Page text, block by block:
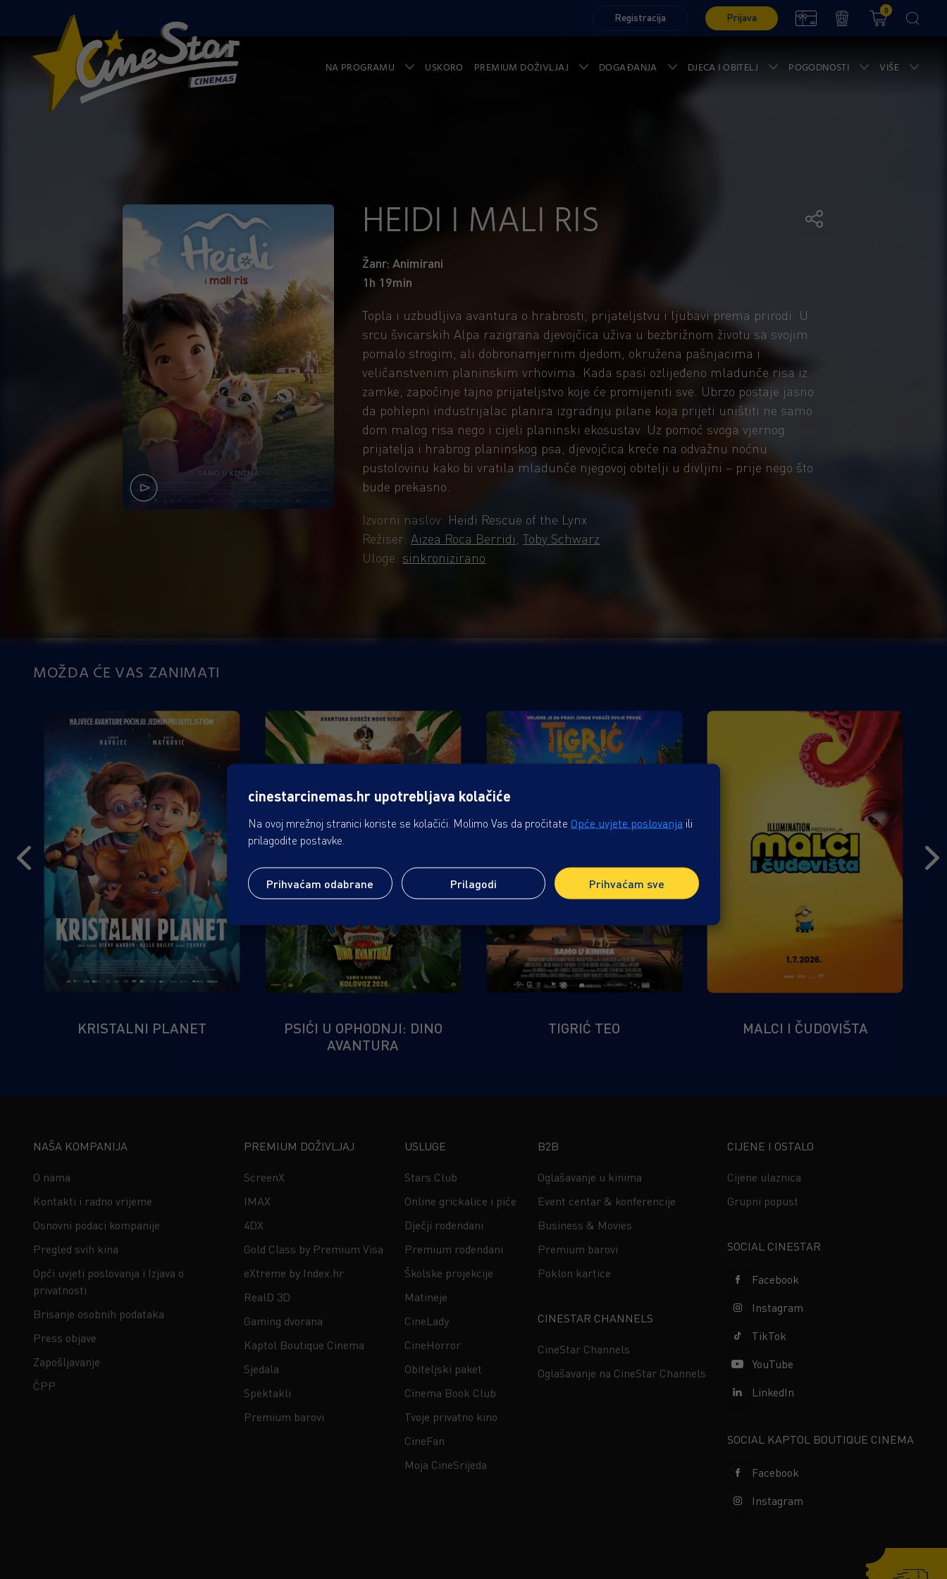
Registracija Prijava
0
NA PROGRAMU USKORO PREMIUM DOŽIVLJAJ DOGAĐANJA DJECA I OBITELJ POGODNOSTI VIŠE
HEIDI I MALI RIS
Žanr: Animirani
1h 19min
Topla i uzbudljiva avantura o hrabrosti, prijateljstvu i ljubavi prema prirodi. U
srcu švicarskih Alpa razigrana djevojčica uživa u bezbrižnom životu sa svojim
pomalo strogim, ali dobronamjernim djedom, okružena pašnjacima i
veličanstvenim planinskim vrhovima. Kada spasi ozlijeđeno mladunče risa iz
zamke, započinje tajno prijateljstvo koje će promijeniti sve. Ubrzo postaje jasno
da pohlepni industrijalac planira izgradnju pilane koja prijeti uništiti ne samo
dom malog risa nego i cijeli planinski ekosustav. Uz pomoć svoga vjernog
prijatelja i hrabrog planinskog psa, djevojčica kreće na odvažnu noćnu
pustolovinu kako bi vratila mladunče njegovoj obitelji u divljini – prije nego što
bude prekasno.
Izvorni naslov: Heidi Rescue of the Lynx
Režiser: Aizea Roca Berridi ,Toby Schwarz
Uloge: sinkronizirano
MOŽDA ĆE VAS ZANIMATI
KRISTALNI PLANET
PSIĆI U OPHODNJI: DINO
AVANTURA
TIGRIĆ TEO MALCI I ČUDOVIŠTA
NAŠA KOMPANIJA
O nama
Kontakti i radno vrijeme
Osnovni podaci kompanije
Pregled svih kina
Opći uvjeti poslovanja i Izjava o
privatnosti
Brisanje osobnih podataka
Press objave
Zapošljavanje
ČPP
PREMIUM DOŽIVLJAJ
ScreenX
IMAX
4DX
Gold Class by Premium Visa
eXtreme by Index.hr
RealD 3D
Gaming dvorana
Kaptol Boutique Cinema
Sjedala
Spektakli
Premium barovi
USLUGE
Stars Club
Online grickalice i piće
Dječji rođendani
Premium rođendani
Školske projekcije
Matineje
CineLady
CineHorror
Obiteljski paket
Cinema Book Club
Tvoje privatno kino
CineFan
Moja CineSrijeda
B2B
Oglašavanje u kinima
Event centar & konferencije
Business & Movies
Premium barovi
Poklon kartice
CINESTAR CHANNELS
CineStar Channels
Oglašavanje na CineStar Channels
CIJENE I OSTALO
Cijene ulaznica
Grupni popust
SOCIAL CINESTAR
Facebook
Instagram
TikTok
YouTube
LinkedIn
SOCIAL KAPTOL BOUTIQUE CINEMA
Facebook
Instagram
cinestarcinemas.hr upotrebljava kolačiće
Na ovoj mrežnoj stranici koriste se kolačići. Molimo Vas da pročitate Opće uvjete poslovanja ili
prilagodite postavke.
Prihvaćam odabrane Prilagodi Prihvaćam sve